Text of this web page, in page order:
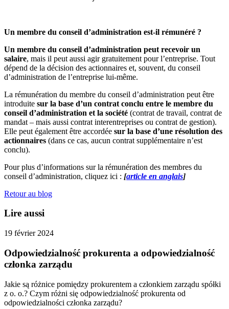
Un membre du conseil d’administration est-il rémunéré ?
Un membre du conseil d’administration peut recevoir un
salaire, mais il peut aussi agir gratuitement pour l’entreprise. Tout
dépend de la décision des actionnaires et, souvent, du conseil
d’administration de l’entreprise lui-même.
La rémunération du membre du conseil d’administration peut être
introduite sur la base d’un contrat conclu entre le membre du
conseil d’administration et la société (contrat de travail, contrat de
mandat – mais aussi contrat interentreprises ou contrat de gestion).
Elle peut également être accordée sur la base d’une résolution des
actionnaires (dans ce cas, aucun contrat supplémentaire n’est
conclu).
Pour plus d’informations sur la rémunération des membres du
conseil d’administration, cliquez ici : [article en anglais]
Retour au blog
Lire aussi
19 février 2024
Odpowiedzialność prokurenta a odpowiedzialność
członka zarządu
Jakie są różnice pomiędzy prokurentem a członkiem zarządu spółki
z o. o.? Czym różni się odpowiedzialność prokurenta od
odpowiedzialności członka zarządu?